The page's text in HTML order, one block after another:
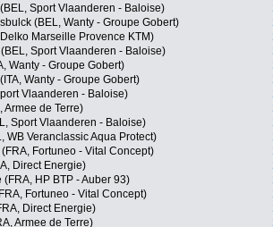
Sport Vlaanderen - Baloise)
(BEL, Wanty - Groupe Gobert)
Marseille Provence KTM)
Sport Vlaanderen - Baloise)
Wanty - Groupe Gobert)
Wanty - Groupe Gobert)
Vlaanderen - Baloise)
Armee de Terre)
Sport Vlaanderen - Baloise)
WB Veranclassic Aqua Protect)
Fortuneo - Vital Concept)
Direct Energie)
HP BTP - Auber 93)
Fortuneo - Vital Concept)
Direct Energie)
Armee de Terre)